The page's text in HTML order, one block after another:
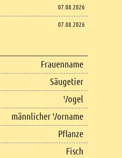
07.08.2026
07.08.2026
Frauenname
Säugetier
Vogel
männlicher Vorname
Pflanze
Fisch